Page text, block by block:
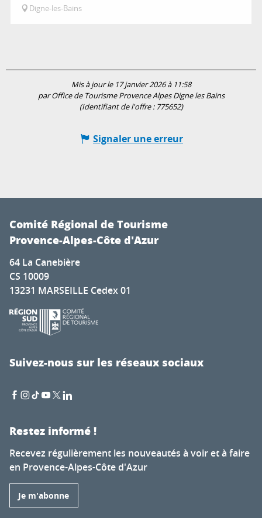
Digne-les-Bains
Mis à jour le 17 janvier 2026 à 11:58
par Office de Tourisme Provence Alpes Digne les Bains
(Identifiant de l'offre : 775652)
Signaler une erreur
Comité Régional de Tourisme
Provence-Alpes-Côte d'Azur
64 La Canebière
CS 10009
13231 MARSEILLE Cedex 01
Suivez-nous sur les réseaux sociaux
Restez informé !
Recevez régulièrement les nouveautés à voir et à faire
en Provence-Alpes-Côte d'Azur
Je m'abonne